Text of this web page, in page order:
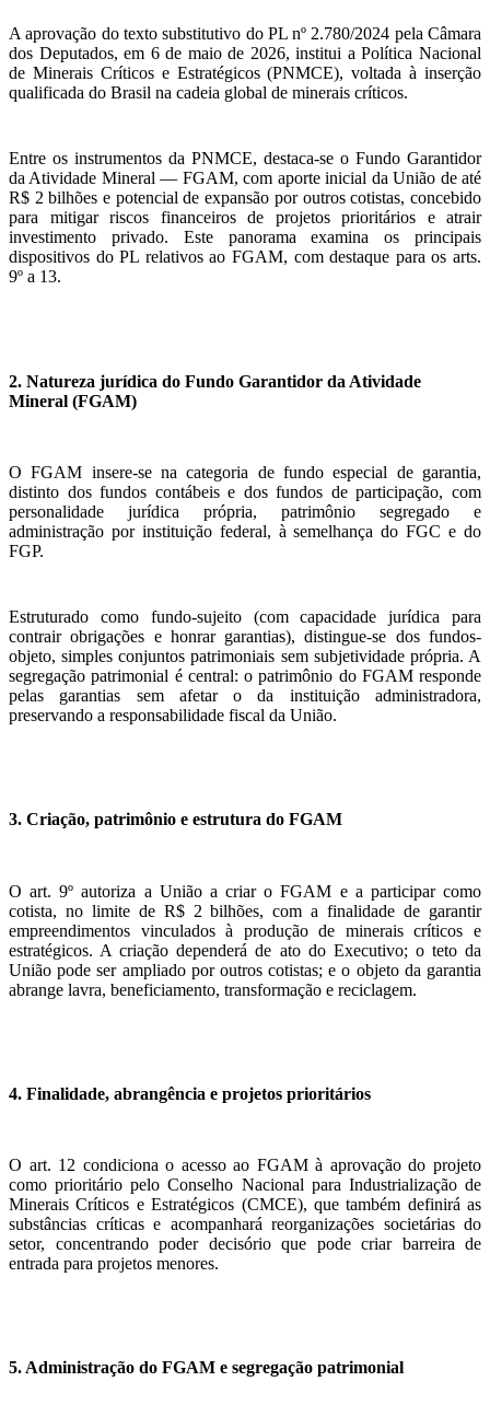
A aprovação do texto substitutivo do PL nº 2.780/2024 pela Câmara
dos Deputados, em 6 de maio de 2026, institui a Política Nacional
de Minerais Críticos e Estratégicos (PNMCE), voltada à inserção
qualificada do Brasil na cadeia global de minerais críticos.
Entre os instrumentos da PNMCE, destaca-se o Fundo Garantidor
da Atividade Mineral — FGAM, com aporte inicial da União de até
R$ 2 bilhões e potencial de expansão por outros cotistas, concebido
para mitigar riscos financeiros de projetos prioritários e atrair
investimento privado. Este panorama examina os principais
dispositivos do PL relativos ao FGAM, com destaque para os arts.
9º a 13.
2. Natureza jurídica do Fundo Garantidor da Atividade
Mineral (FGAM)
O FGAM insere-se na categoria de fundo especial de garantia,
distinto dos fundos contábeis e dos fundos de participação, com
personalidade jurídica própria, patrimônio segregado e
administração por instituição federal, à semelhança do FGC e do
FGP.
Estruturado como fundo-sujeito (com capacidade jurídica para
contrair obrigações e honrar garantias), distingue-se dos fundos-
objeto, simples conjuntos patrimoniais sem subjetividade própria. A
segregação patrimonial é central: o patrimônio do FGAM responde
pelas garantias sem afetar o da instituição administradora,
preservando a responsabilidade fiscal da União.
3. Criação, patrimônio e estrutura do FGAM
O art. 9º autoriza a União a criar o FGAM e a participar como
cotista, no limite de R$ 2 bilhões, com a finalidade de garantir
empreendimentos vinculados à produção de minerais críticos e
estratégicos. A criação dependerá de ato do Executivo; o teto da
União pode ser ampliado por outros cotistas; e o objeto da garantia
abrange lavra, beneficiamento, transformação e reciclagem.
4. Finalidade, abrangência e projetos prioritários
O art. 12 condiciona o acesso ao FGAM à aprovação do projeto
como prioritário pelo Conselho Nacional para Industrialização de
Minerais Críticos e Estratégicos (CMCE), que também definirá as
substâncias críticas e acompanhará reorganizações societárias do
setor, concentrando poder decisório que pode criar barreira de
entrada para projetos menores.
5. Administração do FGAM e segregação patrimonial